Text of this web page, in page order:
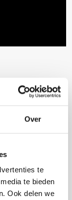
Over
te
te bieden
Ook delen we